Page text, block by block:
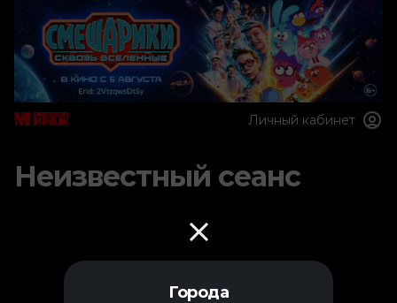
Города
Личный кабинет
Неизвестный сеанс